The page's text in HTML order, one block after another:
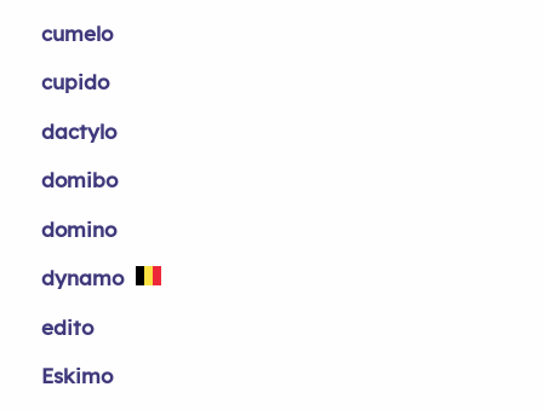
cumelo
cupido
dactylo
domibo
domino
dynamo
edito
Eskimo